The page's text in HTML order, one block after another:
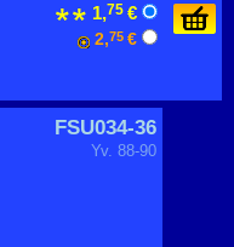
1,75 €
2,75 €
FSU034-36
Yv. 88-90